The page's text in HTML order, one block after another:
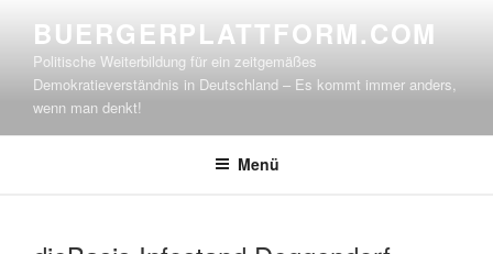
springen
BUERGERPLATTFORM.COM
Politische Weiterbildung für ein zeitgemäßes
Demokratieverständnis in Deutschland – Es kommt immer anders,
wenn man denkt!
Menü